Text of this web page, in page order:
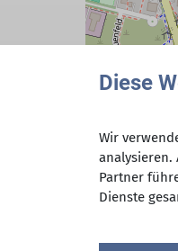
Diese
Wir
analysieren.
Partner
Dienste